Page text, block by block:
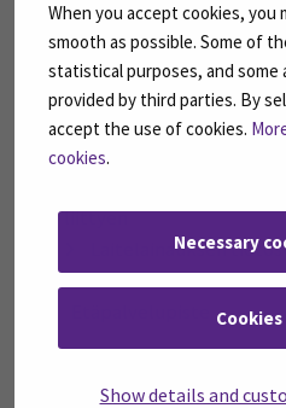
When you accept cookies, you
smooth as possible. Some of
statistical purposes, and some
provided by third parties. By
accept the use of cookies.
cookies.
Necessary
Show details and
Julkaisut
Referenssit
Tutustumiskäynnit
Tietopankki
Seinäjoen
liittyen
Laitelainauksen
Palvelut
Simulaatiot
Laitteet ja esittelyt